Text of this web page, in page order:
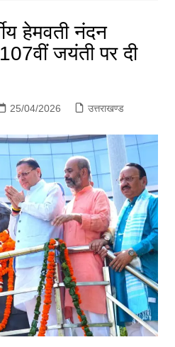
हेमवती नंदन
जयंती पर दी
25/04/2026 उत्तराखण्ड